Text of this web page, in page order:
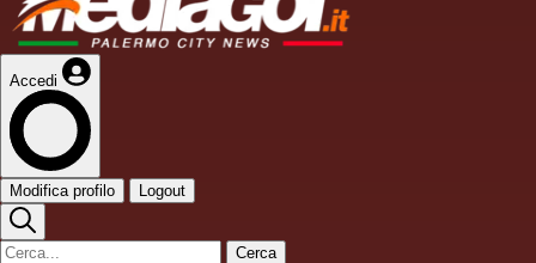
Accedi
Modifica profilo Logout
Cerca